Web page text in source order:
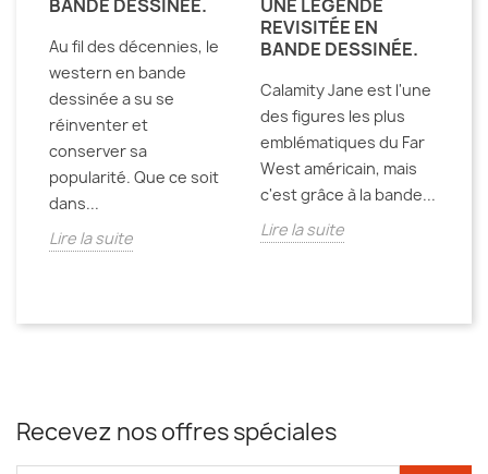
BANDE DESSINÉE.
Au fil des décennies, le
western en bande
dessinée a su se
réinventer et
conserver sa
popularité. Que ce soit
dans...
Lire la suite
UNE LÉGENDE
REVISITÉE EN
BANDE DESSINÉE.
Calamity Jane est l'une
des figures les plus
emblématiques du Far
West américain, mais
c'est grâce à la bande...
Lire la suite
Recevez nos offres spéciales